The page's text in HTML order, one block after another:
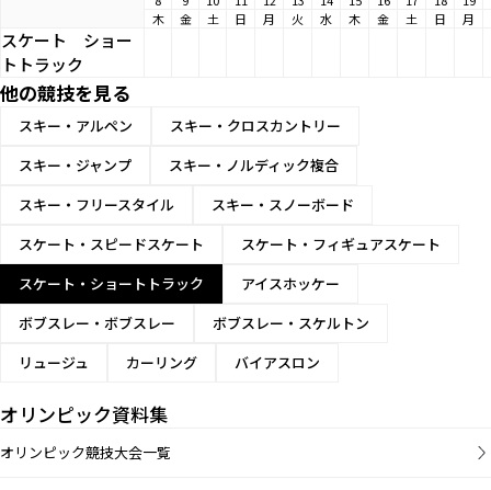
木
金 土 日 月 火 水 木 金 土 日 月
スケート ショー
トトラック
他の競技を見る
スキー・アルペン
スキー・クロスカントリー
スキー・ジャンプ
スキー・ノルディック複合
スキー・フリースタイル
スキー・スノーボード
スケート・スピードスケート
スケート・フィギュアスケート
スケート・ショートトラック
アイスホッケー
ボブスレー・ボブスレー
ボブスレー・スケルトン
リュージュ
カーリング バイアスロン
オリンピック資料集
オリンピック競技大会一覧